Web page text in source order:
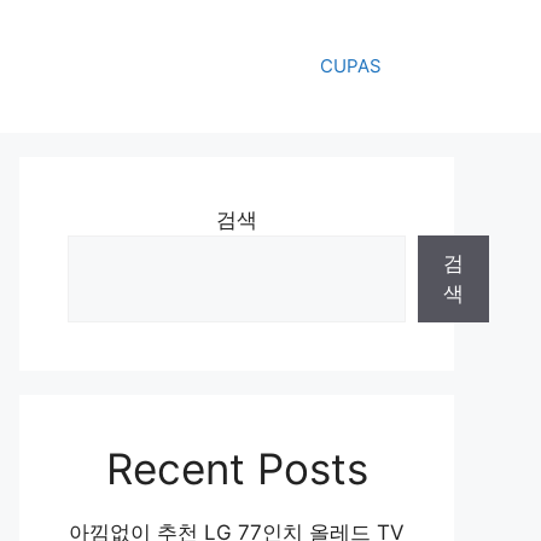
CUPAS
검색
검
색
Recent Posts
아낌없이 추천 LG 77인치 올레드 TV